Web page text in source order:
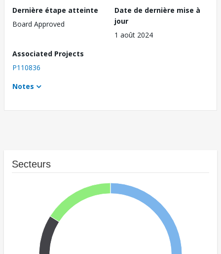
Dernière étape atteinte
Board Approved
Date de dernière mise à
jour
1 août 2024
Associated Projects
P110836
Notes
Secteurs